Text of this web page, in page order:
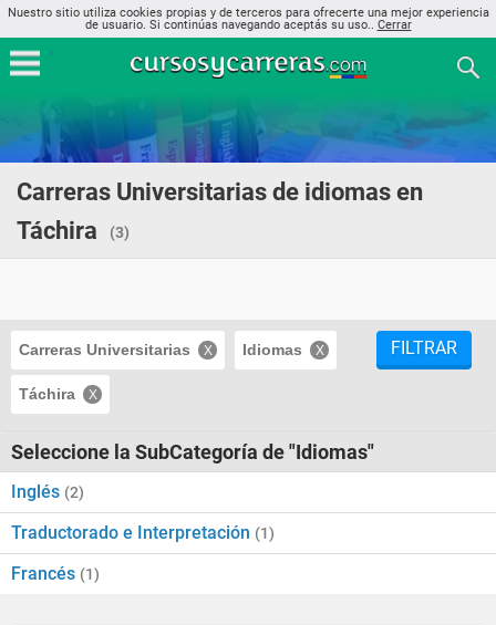
Nuestro sitio utiliza cookies propias y de terceros para ofrecerte una mejor experiencia
de usuario. Si continúas navegando aceptás su uso.. Cerrar
Carreras Universitarias de idiomas en
Táchira
(3)
Carreras Universitarias Idiomas
Táchira
FILTRAR
Seleccione la SubCategoría de "Idiomas"
Inglés (2)
Traductorado e Interpretación (1)
Francés (1)